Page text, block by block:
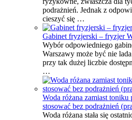
podrażnień. Jednak z
cieszyć się …
Gabinet fryzjerski – fryzjer
Wybór odpowiedniego
Warszawy może być nie
przy tak dużej liczbie
…
Woda różana zamiast toniku
stosować bez podrażnień
Woda różana stała się